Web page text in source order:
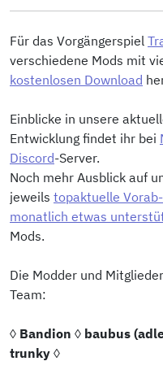
Für das Vorgängerspiel
verschiedene Mods mit
kostenlosen Download
Einblicke in unsere
Entwicklung findet ihr bei
Discord-Server.
Noch mehr Ausblick auf
jeweils topaktuelle
monatlich etwas
Mods.
Die Modder und
Team:
◊ Bandion ◊ baubus
trunky ◊